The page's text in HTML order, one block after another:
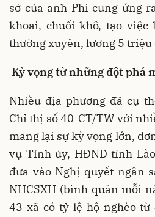
sở của anh Phi cung ứng
khoai, chuối khô, tạo việc
thường xuyên, lương 5
Kỳ vọng từ những đột phá
Nhiều địa phương đã cụ
Chỉ thị số 40-CT/TW với
mang lại sự kỳ vọng lớn,
vụ Tỉnh ủy, HĐND tỉnh
đưa vào Nghị quyết ngân
NHCSXH (bình quân mỗi
43 xã có tỷ lệ hộ nghèo